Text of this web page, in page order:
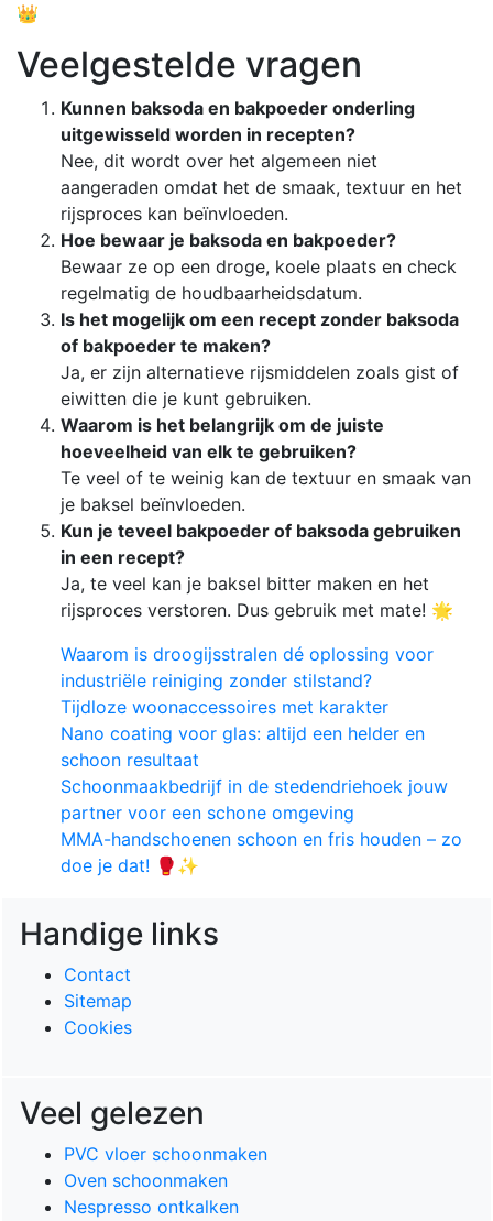
👑
Veelgestelde vragen
Kunnen baksoda en bakpoeder onderling
uitgewisseld worden in recepten?
Nee, dit wordt over het algemeen niet
aangeraden omdat het de smaak, textuur en het
rijsproces kan beïnvloeden.
Hoe bewaar je baksoda en bakpoeder?
Bewaar ze op een droge, koele plaats en check
regelmatig de houdbaarheidsdatum.
Is het mogelijk om een recept zonder baksoda
of bakpoeder te maken?
Ja, er zijn alternatieve rijsmiddelen zoals gist of
eiwitten die je kunt gebruiken.
Waarom is het belangrijk om de juiste
hoeveelheid van elk te gebruiken?
Te veel of te weinig kan de textuur en smaak van
je baksel beïnvloeden.
Kun je teveel bakpoeder of baksoda gebruiken
in een recept?
Ja, te veel kan je baksel bitter maken en het
rijsproces verstoren. Dus gebruik met mate! 🌟
Waarom is droogijsstralen dé oplossing voor
industriële reiniging zonder stilstand?
Tijdloze woonaccessoires met karakter
Nano coating voor glas: altijd een helder en
schoon resultaat
Schoonmaakbedrijf in de stedendriehoek jouw
partner voor een schone omgeving
MMA-handschoenen schoon en fris houden – zo
doe je dat! 🥊✨
Handige links
Contact
Sitemap
Cookies
Veel gelezen
PVC vloer schoonmaken
Oven schoonmaken
Nespresso ontkalken